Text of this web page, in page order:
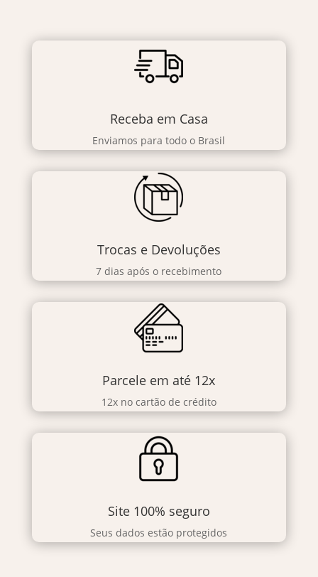
Receba em Casa
Enviamos para todo o Brasil
Trocas e Devoluções
7 dias após o recebimento
Parcele em até 12x
12x no cartão de crédito
Site 100% seguro
Seus dados estão protegidos